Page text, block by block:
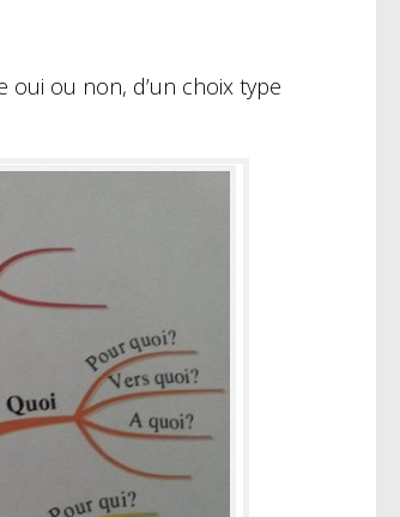
ou non, d’un choix type